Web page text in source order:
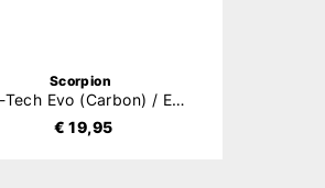
Scorpion
EXO-Tech Evo (Carbon) / EXO-930 / ADX-2 Zonnevizier
€ 19,95